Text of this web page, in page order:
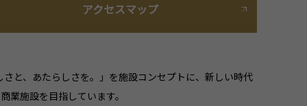
アクセスマップ
と、あたらしさを。」を施設コンセプトに、新しい時代
施設を目指しています。